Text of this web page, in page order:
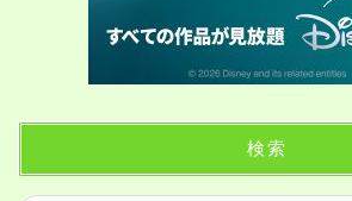
検索